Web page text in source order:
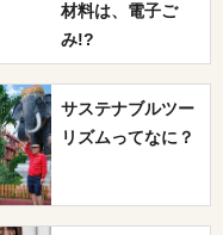
材料は、電子ご
み!?
サステナブルツー
リズムってなに？